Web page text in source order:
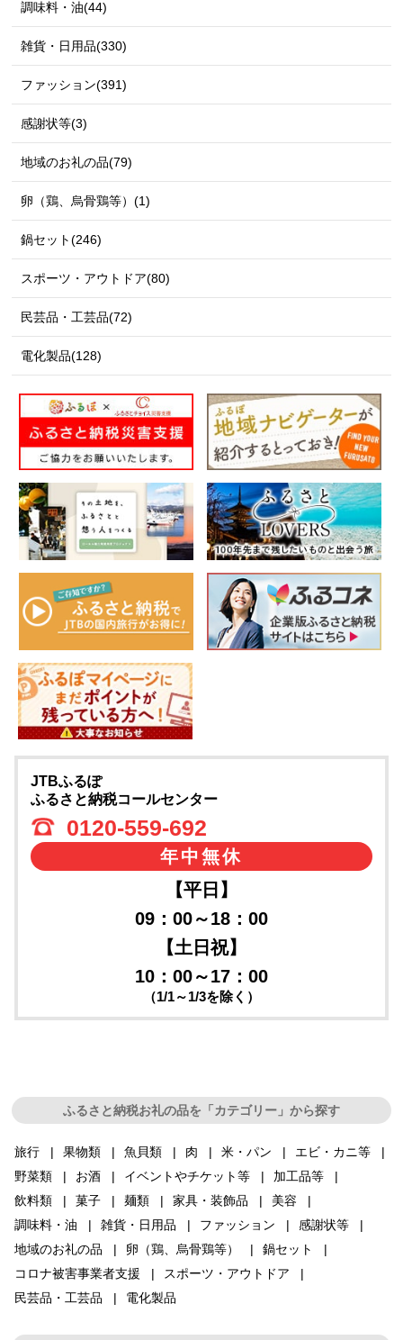
調味料・油(44)
雑貨・日用品(330)
ファッション(391)
感謝状等(3)
地域のお礼の品(79)
卵（鶏、烏骨鶏等）(1)
鍋セット(246)
スポーツ・アウトドア(80)
民芸品・工芸品(72)
電化製品(128)
JTBふるぽ
ふるさと納税コールセンター
0120-559-692
年中無休
【平日】
09：00～18：00
【土日祝】
10：00～17：00
（1/1～1/3を除く）
ふるさと納税お礼の品を「カテゴリー」から探す
旅行 果物類 魚貝類 肉 米・パン
エビ・カニ等
野菜類
お酒 イベントやチケット等
加工品等
飲料類
菓子 麺類 家具・装飾品
美容
調味料・油
雑貨・日用品 ファッション
感謝状等
地域のお礼の品
卵（鶏、烏骨鶏等）
鍋セット
コロナ被害事業者支援
スポーツ・アウトドア
民芸品・工芸品
電化製品